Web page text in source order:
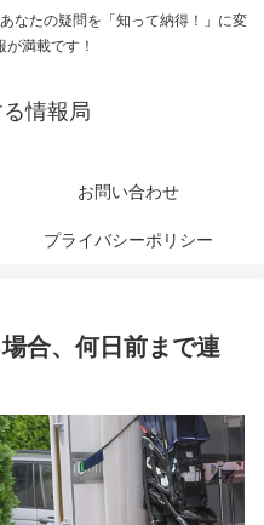
なたの疑問を「知って納得！」に変
が満載です！
情報局
お問い合わせ
プライバシーポリシー
合、何日前まで連